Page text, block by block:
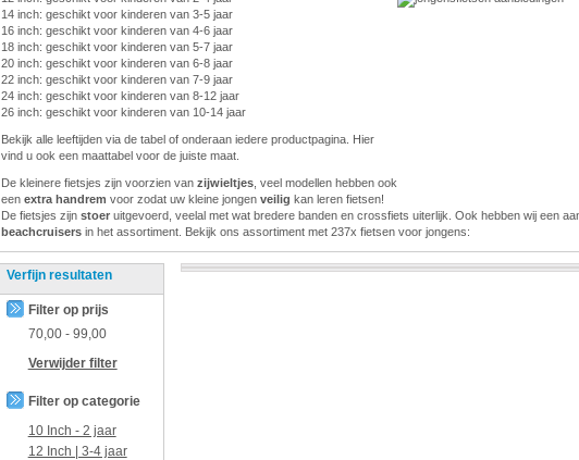
14 inch: geschikt voor kinderen van 3-5 jaar
16 inch: geschikt voor kinderen van 4-6 jaar
18 inch: geschikt voor kinderen van 5-7 jaar
20 inch: geschikt voor kinderen van 6-8 jaar
22 inch: geschikt voor kinderen van 7-9 jaar
24 inch: geschikt voor kinderen van 8-12 jaar
26 inch: geschikt voor kinderen van 10-14 jaar
Bekijk alle leeftijden via de tabel of onderaan iedere productpagina. Hier
vind u ook een maattabel voor de juiste maat.
De kleinere fietsjes zijn voorzien van zijwieltjes, veel modellen hebben ook
een extra handrem voor zodat uw kleine jongen veilig kan leren fietsen!
De fietsjes zijn stoer uitgevoerd, veelal met wat bredere banden en crossfiets uiterlijk. Ook hebben wij een
beachcruisers in het assortiment. Bekijk ons assortiment met 237x fietsen voor jongens:
Verfijn resultaten
Filter op prijs
70,00- 99,00
Verwijder filter
Filter op categorie
10 Inch - 2 jaar
12 Inch | 3-4 jaar